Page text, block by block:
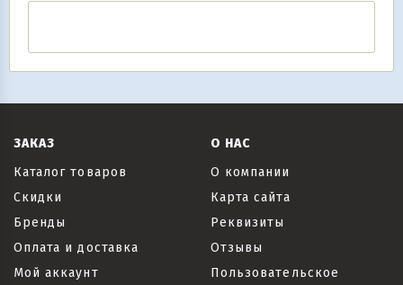
ЗАКАЗ
Каталог товаров
Скидки
Бренды
Оплата и доставка
Мой аккаунт
О НАС
О компании
Карта сайта
Реквизиты
Отзывы
Пользовательское